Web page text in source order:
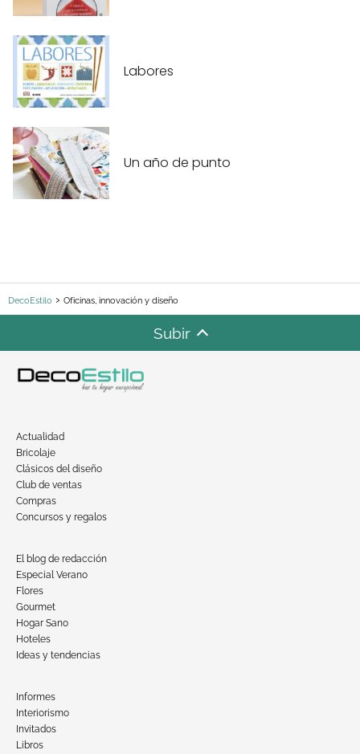
Labores
Un año de punto
DecoEstilo Oficinas, innovación y diseño
Subir
Actualidad
Bricolaje
Clásicos del diseño
Club de ventas
Compras
Concursos y regalos
El blog de redacción
Especial Verano
Flores
Gourmet
Hogar Sano
Hoteles
Ideas y tendencias
Informes
Interiorismo
Invitados
Libros